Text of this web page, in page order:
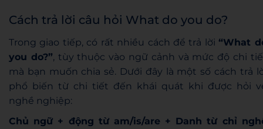
Cách trả lời câu hỏi What do you do?
Trong giao tiếp, có rất nhiều cách để trả lời “What
you do?”, tùy thuộc vào ngữ cảnh và mức độ chi
mà bạn muốn chia sẻ. Dưới đây là một số cách trả
phổ biến từ chi tiết đến khái quát khi được hỏi
nghề nghiệp:
Chủ ngữ + động từ am/is/are + Danh từ chỉ